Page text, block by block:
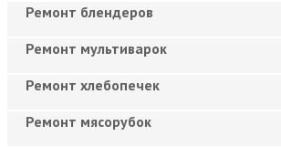
Ремонт блендеров
Ремонт мультиварок
Ремонт хлебопечек
Ремонт мясорубок